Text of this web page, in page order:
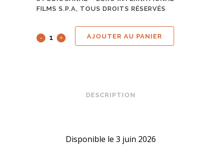
FILMS S.P.A, TOUS DROITS RÉSERVÉS
AJOUTER AU PANIER
DESCRIPTION
Disponible le 3 juin 2026